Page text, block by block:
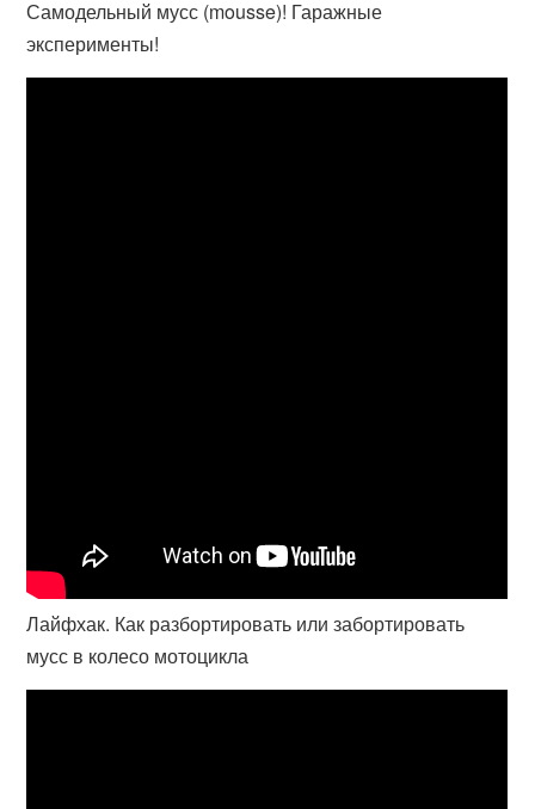
Самодельный мусс (mousse)! Гаражные
эксперименты!
Лайфхак. Как разбортировать или забортировать
мусс в колесо мотоцикла